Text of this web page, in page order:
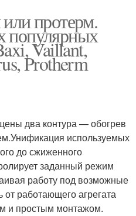
протерм.
популярных
Vaillant,
Protherm
два контура — обогрев
используемых
до сжиженного
заданный режим
работу под возможные
работающего агрегата
и простым монтажом.